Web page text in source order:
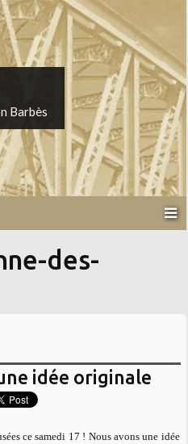
Barbès
des-
idée originale
ce samedi 17 ! Nous avons une idée